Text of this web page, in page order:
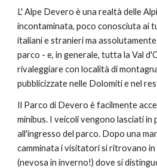
L' Alpe Devero è una realtà delle
incontaminata, poco conosciuta ai
italiani e stranieri ma
parco - e, in generale, tutta la Val
rivaleggiare con località di
pubblicizzate nelle Dolomiti e nel
Il Parco di Devero è facilmente
minibus. I veicoli vengono lasciati in
all'ingresso del parco. Dopo una
camminata i visitatori si ritrovano
(nevosa in inverno!) dove si